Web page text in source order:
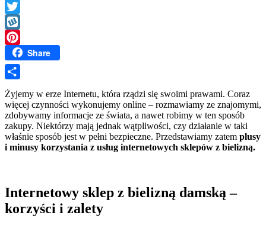
Facebook
Twitter
Wykop
PinterestShare
Share
Żyjemy w erze Internetu, która rządzi się swoimi prawami. Coraz
więcej czynności wykonujemy online – rozmawiamy ze znajomymi,
zdobywamy informacje ze świata, a nawet robimy w ten sposób
zakupy. Niektórzy mają jednak wątpliwości, czy działanie w taki
właśnie sposób jest w pełni bezpieczne. Przedstawiamy zatem plusy
i minusy korzystania z usług internetowych sklepów z bielizną.
Internetowy sklep z bielizną damską –
korzyści i zalety